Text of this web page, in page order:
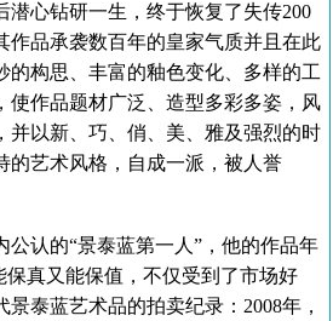
潜心钻研一生，终于恢复了失传200
作品承袭数百年的皇家气质并且在此
的构思、丰富的釉色变化、多样的工
使作品题材广泛、造型多彩多姿，风
并以新、巧、俏、美、雅及强烈的时
的艺术风格，自成一派，被人誉
认的“景泰蓝第一人”，他的作品年
保真又能保值，不仅受到了市场好
泰蓝艺术品的拍卖纪录：2008年，